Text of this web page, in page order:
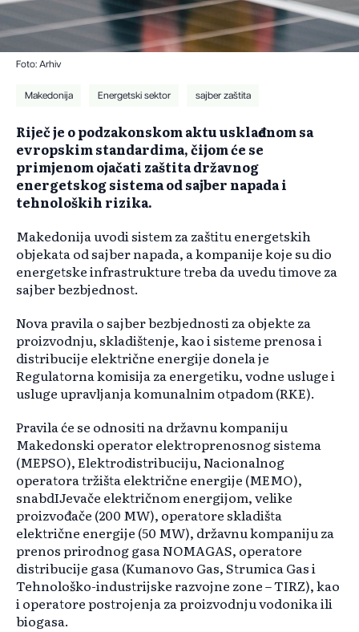
Foto: Arhiv
Makedonija Energetski sektor sajber zaštita
Riječ je o podzakonskom aktu usklađenom sa
evropskim standardima, čijom će se
primjenom ojačati zaštita državnog
energetskog sistema od sajber napada i
tehnoloških rizika.
Makedonija uvodi sistem za zaštitu energetskih
objekata od sajber napada, a kompanije koje su dio
energetske infrastrukture treba da uvedu timove za
sajber bezbjednost.
Nova pravila o sajber bezbjednosti za objekte za
proizvodnju, skladištenje, kao i sisteme prenosa i
distribucije električne energije donela je
Regulatorna komisija za energetiku, vodne usluge i
usluge upravljanja komunalnim otpadom (RKE).
Pravila će se odnositi na državnu kompaniju
Makedonski operator elektroprenosnog sistema
(MEPSO), Elektrodistribuciju, Nacionalnog
operatora tržišta električne energije (MEMO),
snabdIJevače električnom energijom, velike
proizvođače (200 MW), operatore skladišta
električne energije (50 MW), državnu kompaniju za
prenos prirodnog gasa NOMAGAS, operatore
distribucije gasa (Kumanovo Gas, Strumica Gas i
Tehnološko-industrijske razvojne zone – TIRZ), kao
i operatore postrojenja za proizvodnju vodonika ili
biogasa.